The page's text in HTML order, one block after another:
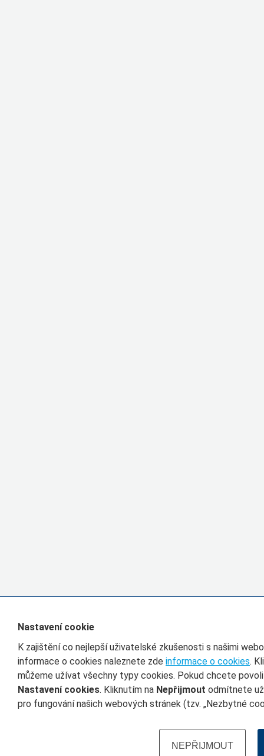
Nastavení cookie
K zajištění co nejlepší uživatelské zkušenosti s našimi
informace o cookies naleznete zde informace o cookies.
můžeme užívat všechny typy cookies. Pokud chcete
Nastavení cookies. Kliknutím na Nepřijmout odmítnete
pro fungování našich webových stránek (tzv. „Nezbytné
NEPŘIJMOUT